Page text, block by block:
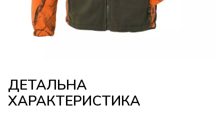
ДЕТАЛЬНА
ХАРАКТЕРИСТИКА